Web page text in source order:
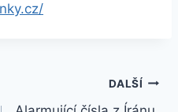
DALŠÍ